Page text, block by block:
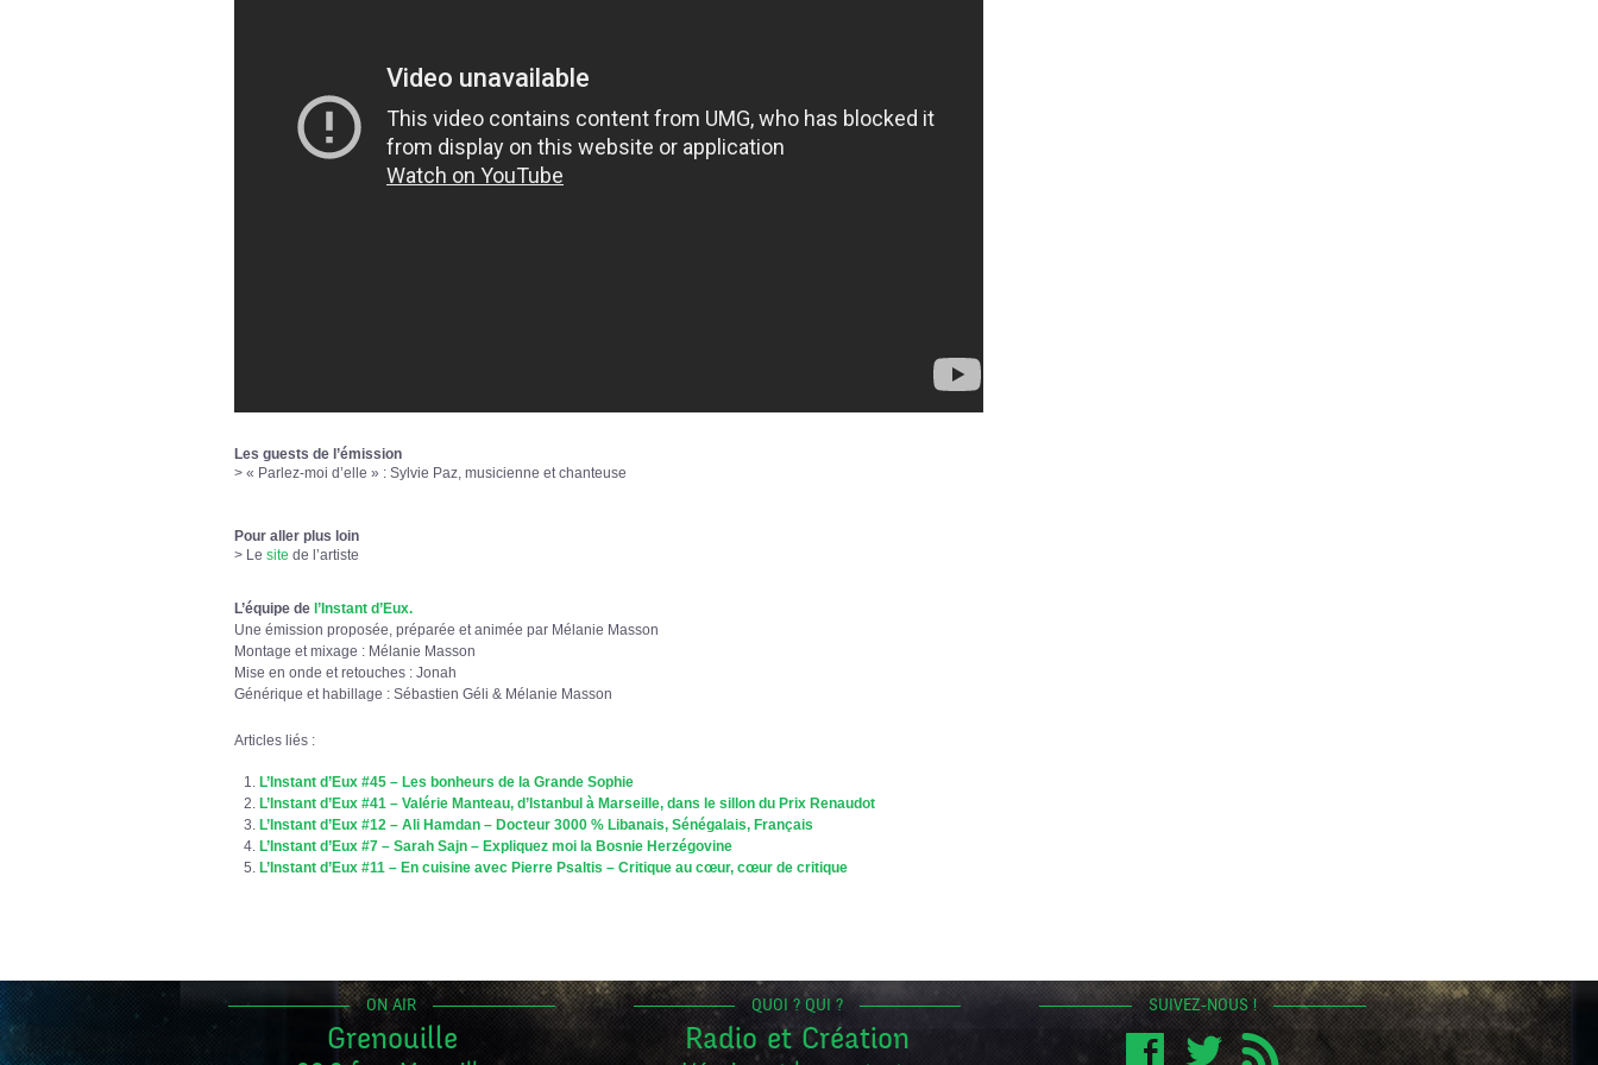
Les guests de l’émission
> « Parlez-moi d’elle » : Sylvie Paz, musicienne et chanteuse
Pour aller plus loin
> Le site de l’artiste
L’équipe de l’Instant d’Eux.
Une émission proposée, préparée et animée par Mélanie Masson
Montage et mixage : Mélanie Masson
Mise en onde et retouches : Jonah
Générique et habillage : Sébastien Géli & Mélanie Masson
Articles liés :
L’Instant d’Eux #45 – Les bonheurs de la Grande Sophie
L’Instant d’Eux #41 – Valérie Manteau, d’Istanbul à Marseille, dans le sillon du Prix Renaudot
L’Instant d’Eux #12 – Ali Hamdan – Docteur 3000 % Libanais, Sénégalais, Français
L’Instant d’Eux #7 – Sarah Sajn – Expliquez moi la Bosnie Herzégovine
L’Instant d’Eux #11 – En cuisine avec Pierre Psaltis – Critique au cœur, cœur de critique
ON AIR
Grenouille
QUOI ? QUI ?
Radio et Création
SUIVEZ-NOUS !